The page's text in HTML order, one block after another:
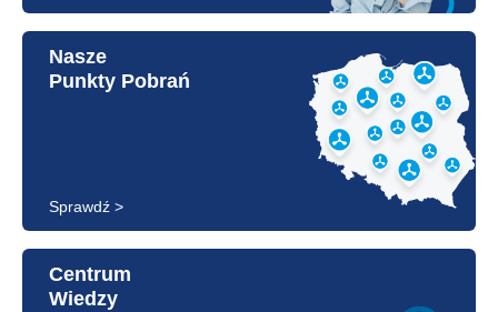
Nasze
Punkty Pobrań
Sprawdź >
Centrum
Wiedzy